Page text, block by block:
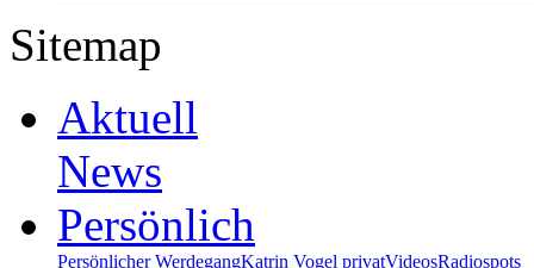
Sitemap
Aktuell
News
Persönlich
Persönlicher WerdegangKatrin Vogel privatVideosRadiospots